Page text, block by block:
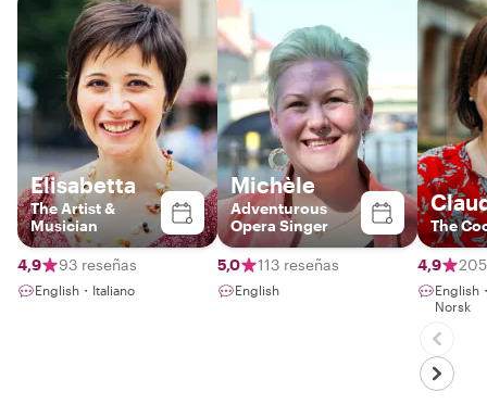
Elisabetta
The Artist &
Musician
4,9 93 reseñas
English・Italiano
Michèle
Adventurous
Opera Singer
5,0 113 reseñas
English
The
4,9
English
Norsk